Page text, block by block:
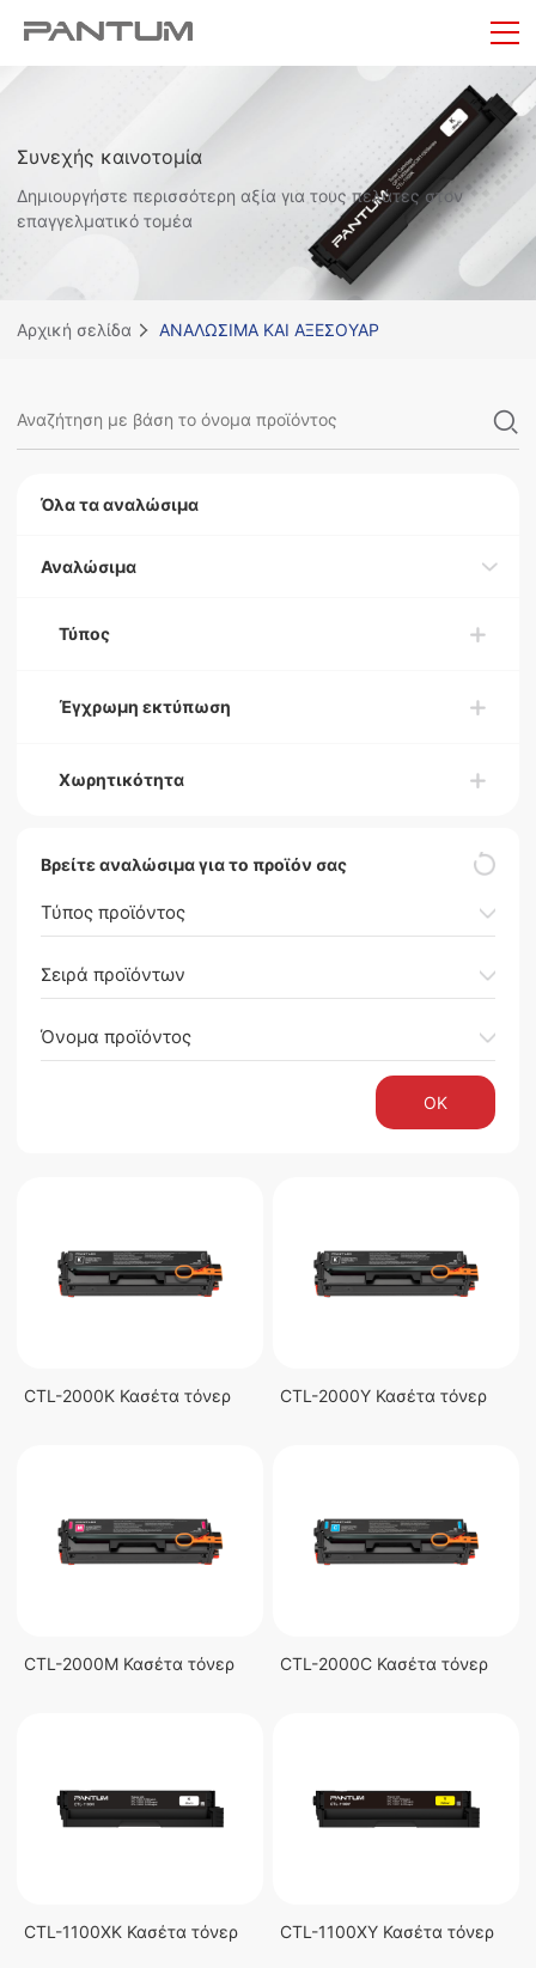
Συνεχής καινοτομία
Δημιουργήστε περισσότερη αξία για τους πελάτες στον
επαγγελματικό τομέα
Αρχική σελίδα ΑΝΑΛΩΣΙΜΑ ΚΑΙ ΑΞΕΣΟΥΑΡ
Όλα τα αναλώσιμα
Αναλώσιμα
Τύπος
Έγχρωμη εκτύπωση
Χωρητικότητα
Βρείτε αναλώσιμα για το προϊόν σας
Τύπος προϊόντος
Σειρά προϊόντων
Όνομα προϊόντος
OK
CTL-2000K Κασέτα τόνερ CTL-2000Y Κασέτα τόνερ
CTL-2000M Κασέτα τόνερ CTL-2000C Κασέτα τόνερ
CTL-1100XK Κασέτα τόνερ CTL-1100XY Κασέτα τόνερ